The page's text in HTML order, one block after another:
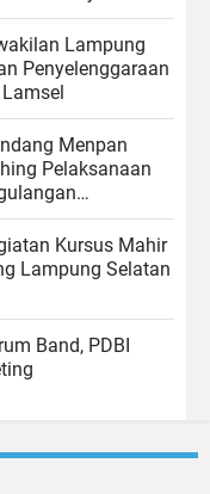
Lampung
Penyelenggaraan
Menpan
Pelaksanaan
Kursus Mahir
Lampung Selatan
Band, PDBI